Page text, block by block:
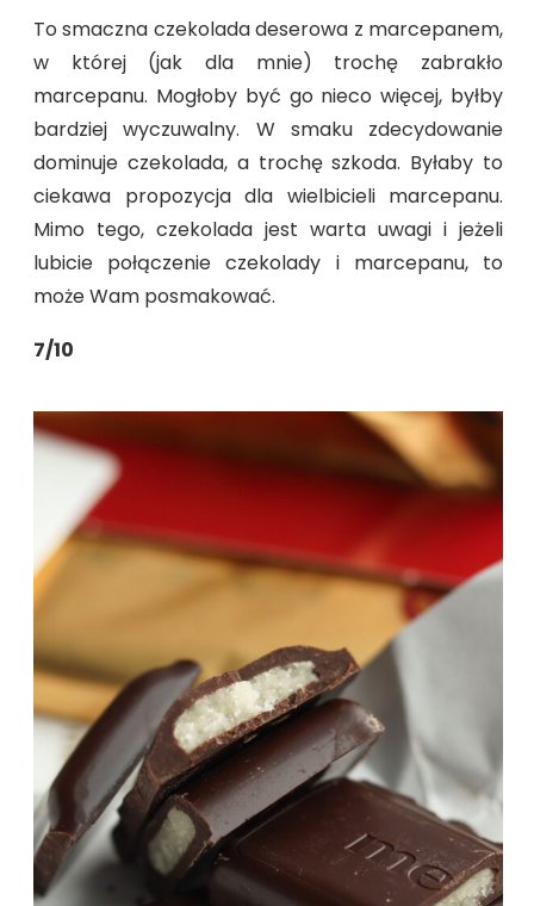
To smaczna czekolada deserowa z marcepanem,
w której (jak dla mnie) trochę zabrakło
marcepanu. Mogłoby być go nieco więcej, byłby
bardziej wyczuwalny. W smaku zdecydowanie
dominuje czekolada, a trochę szkoda. Byłaby to
ciekawa propozycja dla wielbicieli marcepanu.
Mimo tego, czekolada jest warta uwagi i jeżeli
lubicie połączenie czekolady i marcepanu, to
może Wam posmakować.
7/10